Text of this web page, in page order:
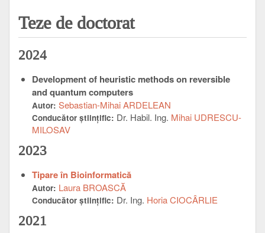
Teze de doctorat
2024
Development of heuristic methods on reversible
and quantum computers
Autor: Sebastian-Mihai ARDELEAN
Conducător ştiinţific: Dr. Habil. Ing. Mihai UDRESCU-
MILOSAV
2023
Tipare în Bioinformatică
Autor: Laura BROASCĂ
Conducător ştiinţific: Dr. Ing. Horia CIOCÂRLIE
2021